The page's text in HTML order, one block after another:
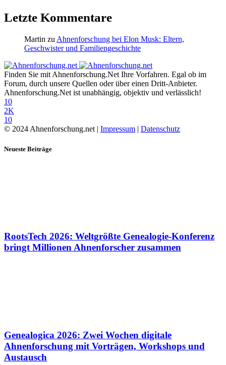
Letzte Kommentare
Martin zuAhnenforschung bei Elon Musk: Eltern,
Geschwister und Familiengeschichte
Finden Sie mit Ahnenforschung.Net Ihre Vorfahren. Egal ob im
Forum, durch unsere Quellen oder über einen Dritt-Anbieter.
Ahnenforschung.Net ist unabhängig, objektiv und verlässlich!
10
2K
10
© 2024 Ahnenforschung.net | Impressum | Datenschutz
Neueste Beiträge
RootsTech 2026: Weltgrößte Genealogie-Konferenz
bringt Millionen Ahnenforscher zusammen
Genealogica 2026: Zwei Wochen digitale
Ahnenforschung mit Vorträgen, Workshops und
Austausch